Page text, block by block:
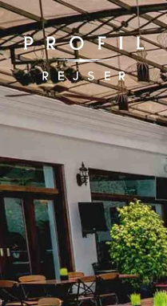
Spring
til
indhold